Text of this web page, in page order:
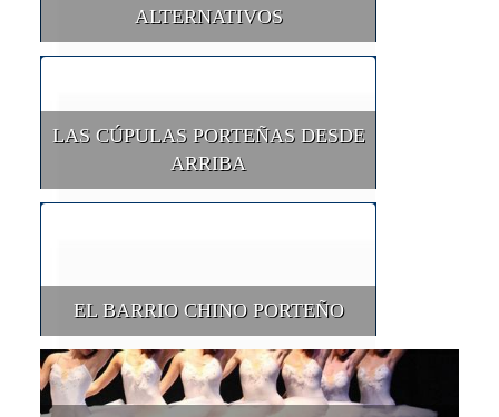
ALTERNATIVOS
LAS CÚPULAS PORTEÑAS DESDE
ARRIBA
EL BARRIO CHINO PORTEÑO